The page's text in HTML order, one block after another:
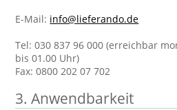
E-Mail: info@lieferando.de
Tel: 030 837 96 000 (erreichbar
bis 01.00 Uhr)
Fax: 0800 202 07 702
3. Anwendbarkeit